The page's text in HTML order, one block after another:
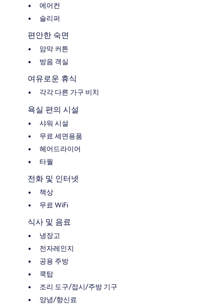
에어컨
슬리퍼
편안한 숙면
암막 커튼
방음 객실
여유로운 휴식
각각 다른 가구 비치
욕실 편의 시설
샤워 시설
무료 세면용품
헤어드라이어
타월
전화 및 인터넷
책상
무료 WiFi
식사 및 음료
냉장고
전자레인지
공용 주방
쿡탑
조리 도구/접시/주방 기구
양념/향신료